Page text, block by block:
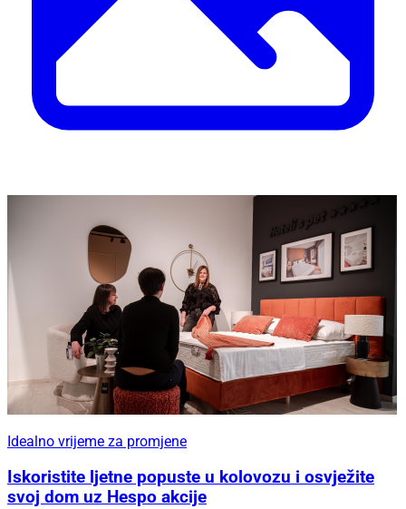
Idealno vrijeme za promjene
Iskoristite ljetne popuste u kolovozu i osvježite
svoj dom uz Hespo akcije